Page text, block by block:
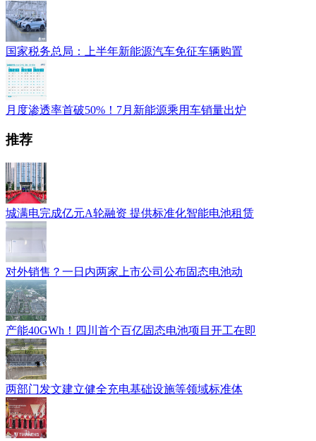
国家税务总局：上半年新能源汽车免征车辆购置
月度渗透率首破50%！7月新能源乘用车销量出炉
推荐
城满电完成亿元A轮融资 提供标准化智能电池租赁
对外销售？一日内两家上市公司公布固态电池动
产能40GWh！四川首个百亿固态电池项目开工在即
两部门发文建立健全充电基础设施等领域标准体